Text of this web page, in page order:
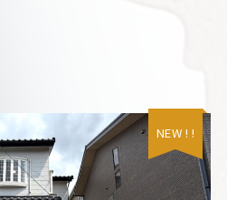
NEW ! !